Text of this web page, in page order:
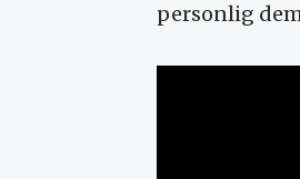
personlig